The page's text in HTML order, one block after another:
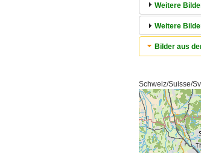
Weitere
Weitere
Bilder aus
Schweiz/Suisse/